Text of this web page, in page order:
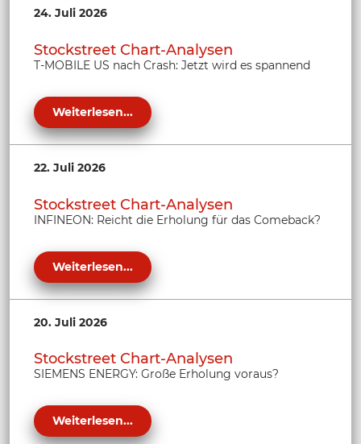
24. Juli 2026
Stockstreet Chart-Analysen
T-MOBILE US nach Crash: Jetzt wird es spannend
Weiterlesen...
22. Juli 2026
Stockstreet Chart-Analysen
INFINEON: Reicht die Erholung für das Comeback?
Weiterlesen...
20. Juli 2026
Stockstreet Chart-Analysen
SIEMENS ENERGY: Große Erholung voraus?
Weiterlesen...